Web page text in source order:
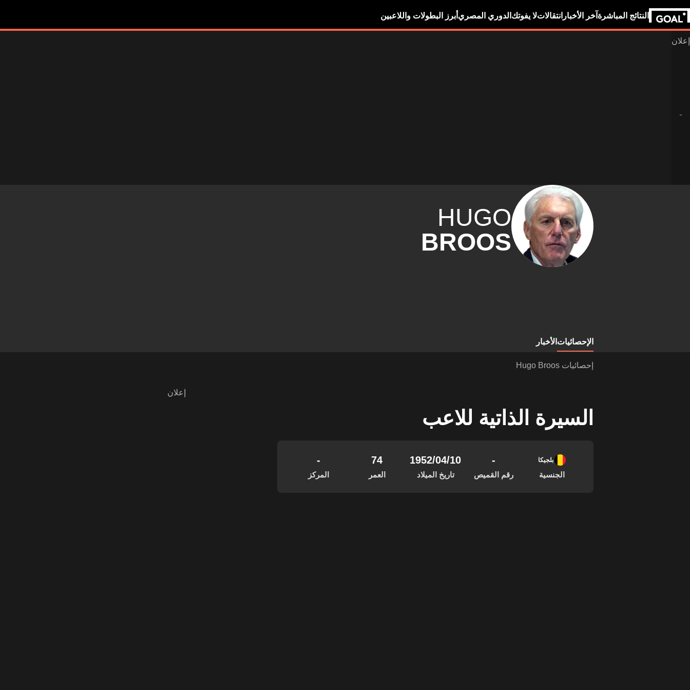
النتائج المباشرة آخر الأخبار انتقالاتلا يفوتك الدوري المصري أبرز البطولات واللاعبين
HUGO
BROOS
الإحصائيات الأخبار
إحصائيات Hugo Broos
السيرة الذاتية للاعب
بلجيكا
الجنسية
-
رقم القميص
10‏/04‏/1952
تاريخ الميلاد
74
العمر
-
المركز